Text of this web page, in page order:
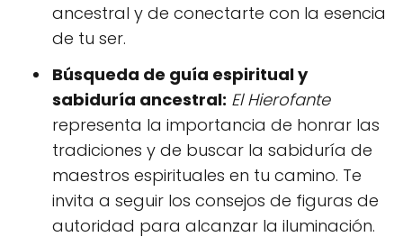
ancestral y de conectarte con la esencia
de tu ser.
Búsqueda de guía espiritual y
sabiduría ancestral: El Hierofante
representa la importancia de honrar las
tradiciones y de buscar la sabiduría de
maestros espirituales en tu camino. Te
invita a seguir los consejos de figuras de
autoridad para alcanzar la iluminación.